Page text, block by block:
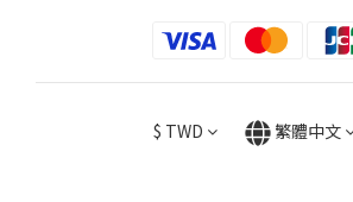
$ TWD 繁體中文